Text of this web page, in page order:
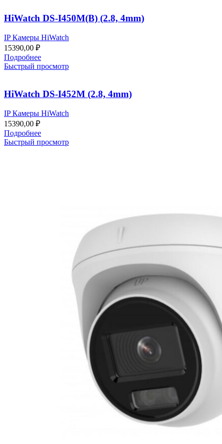
HiWatch DS-I450M(B) (2.8, 4mm)
IP Камеры HiWatch
15390,00 ₽
Подробнее
Быстрый просмотр
HiWatch DS-I452M (2.8, 4mm)
IP Камеры HiWatch
15390,00 ₽
Подробнее
Быстрый просмотр